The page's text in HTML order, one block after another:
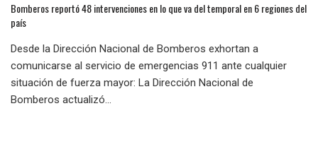
Bomberos reportó 48 intervenciones en lo que va del temporal en 6 regiones del
país
Desde la Dirección Nacional de Bomberos exhortan a
comunicarse al servicio de emergencias 911 ante cualquier
situación de fuerza mayor: La Dirección Nacional de
Bomberos actualizó...